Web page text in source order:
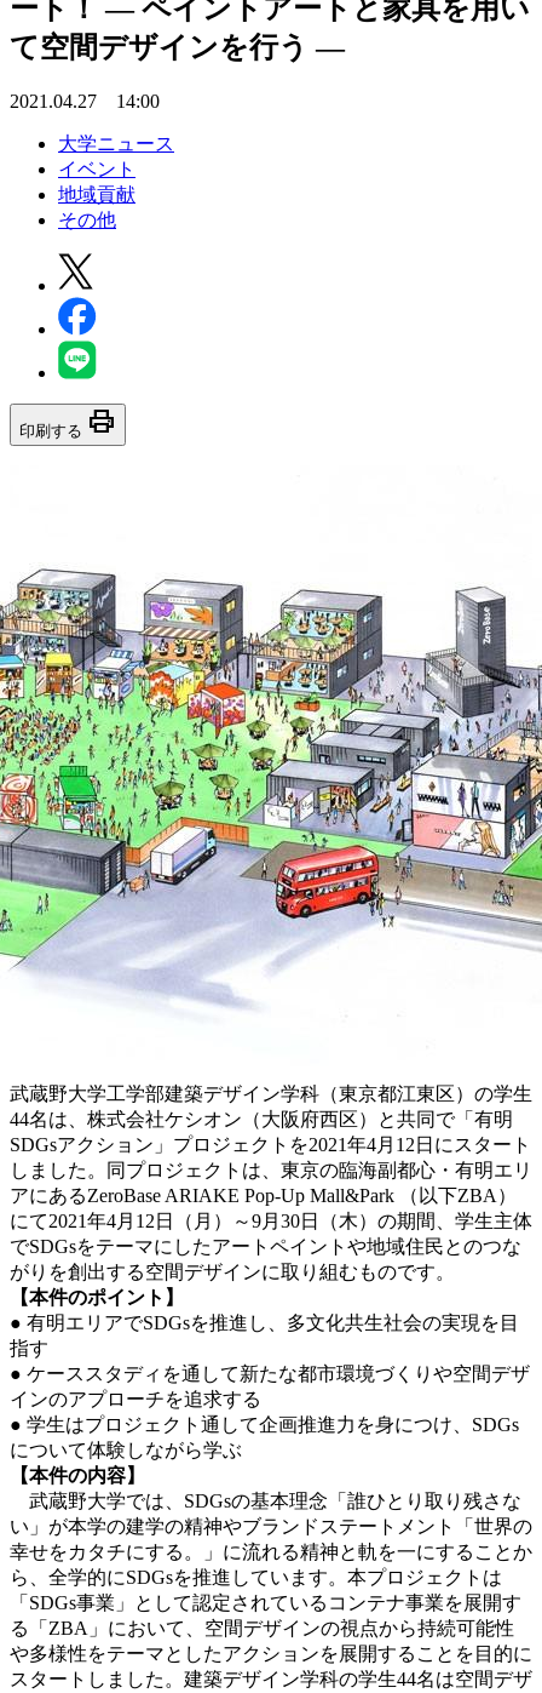
ート！ — ペイントアートと家具を用い
て空間デザインを行う —
2021.04.27 14:00
大学ニュース
イベント
地域貢献
その他
印刷する print
​武蔵野大学工学部建築デザイン学科（東京都江東区）の学生
44名は、株式会社ケシオン（大阪府西区）と共同で「有明
SDGsアクション」プロジェクトを2021年4月12日にスタート
しました。同プロジェクトは、東京の臨海副都心・有明エリ
アにあるZeroBase ARIAKE Pop-Up Mall&Park （以下ZBA）
にて2021年4月12日（月）～9月30日（木）の期間、学生主体
でSDGsをテーマにしたアートペイントや地域住民とのつな
がりを創出する空間デザインに取り組むものです。
【本件のポイント】
● 有明エリアでSDGsを推進し、多文化共生社会の実現を目
指す
● ケーススタディを通して新たな都市環境づくりや空間デザ
インのアプローチを追求する
● 学生はプロジェクト通して企画推進力を身につけ、SDGs
について体験しながら学ぶ
【本件の内容】
武蔵野大学では、SDGsの基本理念「誰ひとり取り残さな
い」が本学の建学の精神やブランドステートメント「世界の
幸せをカタチにする。」に流れる精神と軌を一にすることか
ら、全学的にSDGsを推進しています。本プロジェクトは
「SDGs事業」として認定されているコンテナ事業を展開す
る「ZBA」において、空間デザインの視点から持続可能性
や多様性をテーマとしたアクションを展開することを目的に
スタートしました。建築デザイン学科の学生44名は空間デザ